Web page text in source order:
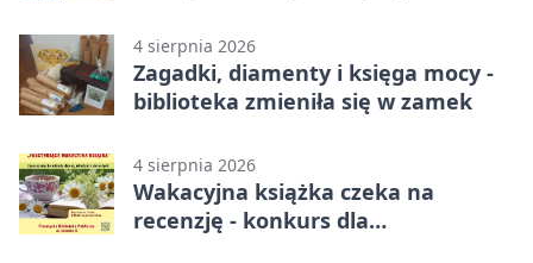
4 sierpnia 2026
Zagadki, diamenty i księga mocy -
biblioteka zmieniła się w zamek
4 sierpnia 2026
Wakacyjna książka czeka na
recenzję - konkurs dla